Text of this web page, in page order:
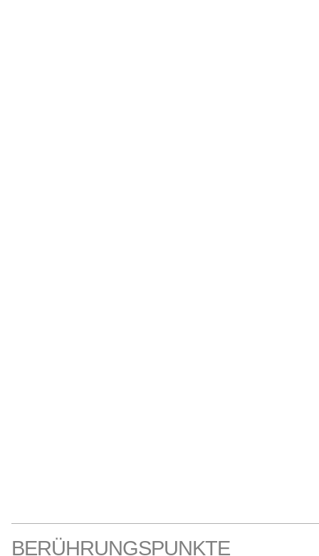
BERÜHRUNGSPUNKTE